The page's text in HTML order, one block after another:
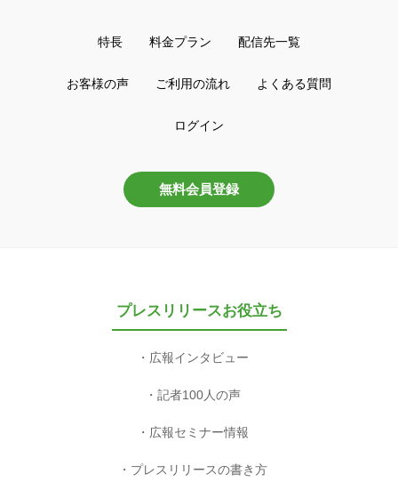
特長 料金プラン 配信先一覧
お客様の声 ご利用の流れ よくある質問
ログイン
無料会員登録
プレスリリースお役立ち
広報インタビュー
記者100人の声
広報セミナー情報
プレスリリースの書き方